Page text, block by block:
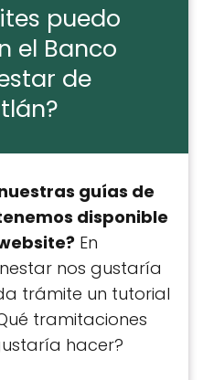
puedo
el Banco
de
guías de
disponible
En
nos gustaría
trámite un tutorial
tramitaciones
hacer?